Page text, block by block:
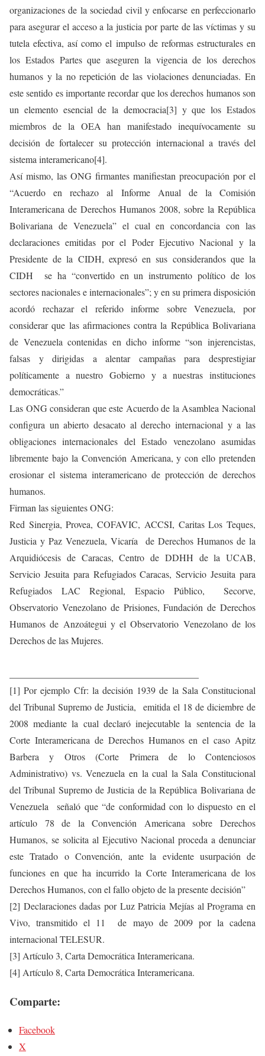
organizaciones de la sociedad civil y enfocarse en perfeccionarlo
para asegurar el acceso a la justicia por parte de las víctimas y su
tutela efectiva, así como el impulso de reformas estructurales en
los Estados Partes que aseguren la vigencia de los derechos
humanos y la no repetición de las violaciones denunciadas. En
este sentido es importante recordar que los derechos humanos son
un elemento esencial de la democracia[3] y que los Estados
miembros de la OEA han manifestado inequívocamente su
decisión de fortalecer su protección internacional a través del
sistema interamericano[4].
Así mismo, las ONG firmantes manifiestan preocupación por el
“Acuerdo en rechazo al Informe Anual de la Comisión
Interamericana de Derechos Humanos 2008, sobre la República
Bolivariana de Venezuela” el cual en concordancia con las
declaraciones emitidas por el Poder Ejecutivo Nacional y la
Presidente de la CIDH, expresó en sus considerandos que la
CIDH se ha “convertido en un instrumento político de los
sectores nacionales e internacionales”; y en su primera disposición
acordó rechazar el referido informe sobre Venezuela, por
considerar que las afirmaciones contra la República Bolivariana
de Venezuela contenidas en dicho informe “son injerencistas,
falsas y dirigidas a alentar campañas para desprestigiar
políticamente a nuestro Gobierno y a nuestras instituciones
democráticas.”
Las ONG consideran que este Acuerdo de la Asamblea Nacional
configura un abierto desacato al derecho internacional y a las
obligaciones internacionales del Estado venezolano asumidas
libremente bajo la Convención Americana, y con ello pretenden
erosionar el sistema interamericano de protección de derechos
humanos.
Firman las siguientes ONG:
Red Sinergia, Provea, COFAVIC, ACCSI, Caritas Los Teques,
Justicia y Paz Venezuela, Vicaría de Derechos Humanos de la
Arquidiócesis de Caracas, Centro de DDHH de la UCAB,
Servicio Jesuita para Refugiados Caracas, Servicio Jesuita para
Refugiados LAC Regional, Espacio Público, Secorve,
Observatorio Venezolano de Prisiones, Fundación de Derechos
Humanos de Anzoátegui y el Observatorio Venezolano de los
Derechos de las Mujeres.
[1] Por ejemplo Cfr: la decisión 1939 de la Sala Constitucional
del Tribunal Supremo de Justicia, emitida el 18 de diciembre de
2008 mediante la cual declaró inejecutable la sentencia de la
Corte Interamericana de Derechos Humanos en el caso Apitz
Barbera y Otros (Corte Primera de lo Contenciosos
Administrativo) vs. Venezuela en la cual la Sala Constitucional
del Tribunal Supremo de Justicia de la República Bolivariana de
Venezuela señaló que “de conformidad con lo dispuesto en el
artículo 78 de la Convención Americana sobre Derechos
Humanos, se solicita al Ejecutivo Nacional proceda a denunciar
este Tratado o Convención, ante la evidente usurpación de
funciones en que ha incurrido la Corte Interamericana de los
Derechos Humanos, con el fallo objeto de la presente decisión”
[2] Declaraciones dadas por Luz Patricia Mejías al Programa en
Vivo, transmitido el 11 de mayo de 2009 por la cadena
internacional TELESUR.
[3] Artículo 3, Carta Democrática Interamericana.
[4] Artículo 8, Carta Democrática Interamericana.
Comparte:
Facebook
X